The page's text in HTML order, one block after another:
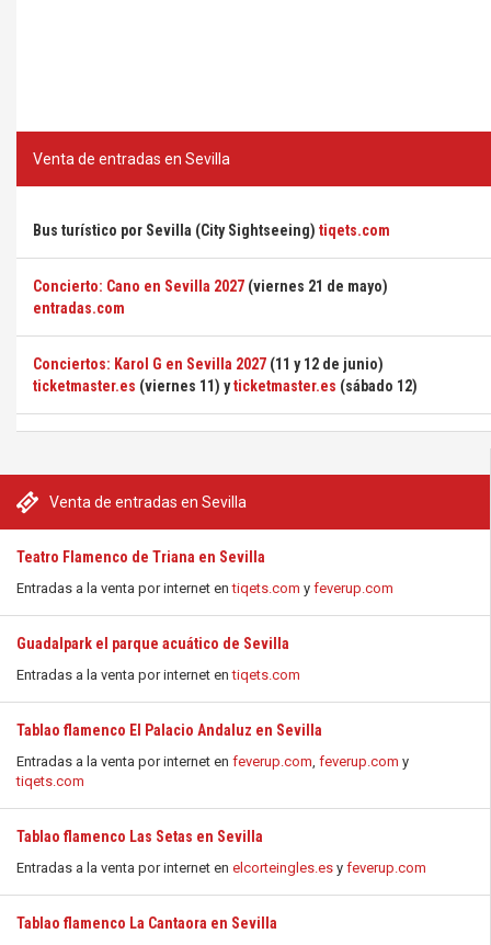
Venta de entradas en Sevilla
Teatro Flamenco de Triana en Sevilla
Entradas a la venta por internet entiqets.com y feverup.com
Guadalpark el parque acuático de Sevilla
Entradas a la venta por internet entiqets.com
Tablao flamenco El Palacio Andaluz en Sevilla
Entradas a la venta por internet en feverup.com, feverup.com y
tiqets.com
Tablao flamenco Las Setas en Sevilla
Entradas a la venta por internet en elcorteingles.es y feverup.com
Tablao flamenco La Cantaora en Sevilla
Venta de entradas en Sevilla
Bus turístico por Sevilla (City Sightseeing) tiqets.com
Concierto: Cano en Sevilla 2027 (viernes 21 de mayo)
entradas.com
Conciertos: Karol G en Sevilla 2027 (11 y 12 de junio)
ticketmaster.es (viernes 11) yticketmaster.es (sábado 12)